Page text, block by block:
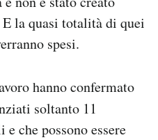
la quasi totalità di quei
spesi.
hanno confermato
soltanto 11
che possono essere